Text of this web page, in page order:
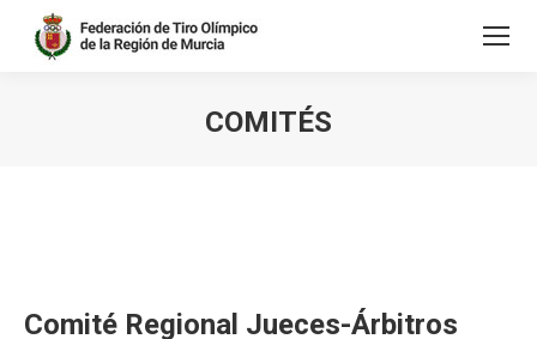
COMITÉS
Comité Regional Jueces-Árbitros